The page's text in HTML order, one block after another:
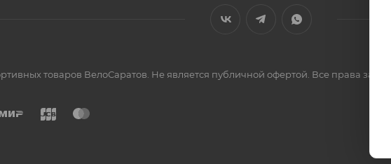
товаров ВелоСаратов. Не является публичной офертой. Все права